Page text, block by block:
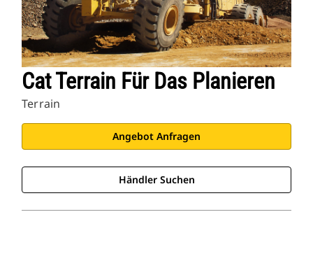
Cat Terrain Für Das Planieren
Terrain
Angebot Anfragen
Händler Suchen